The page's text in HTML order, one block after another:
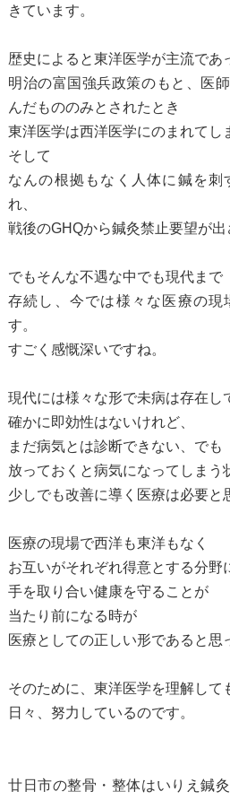
きています。
歴史によると東洋医学が主流であ
明治の富国強兵政策のもと、医
んだもののみとされたとき
東洋医学は西洋医学にのまれてし
そして
なんの根拠もなく人体に鍼を刺
れ、
戦後のGHQから鍼灸禁止要望が出
でもそんな不遇な中でも現代まで
存続し、今では様々な医療の現
す。
すごく感慨深いですね。
現代には様々な形で未病は存在し
確かに即効性はないけれど、
まだ病気とは診断できない、でも
放っておくと病気になってしまう
少しでも改善に導く医療は必要と
医療の現場で西洋も東洋もなく
お互いがそれぞれ得意とする分野
手を取り合い健康を守ることが
当たり前になる時が
医療としての正しい形であると思
そのために、東洋医学を理解して
日々、努力しているのです。
廿日市の整骨・整体はいりえ鍼